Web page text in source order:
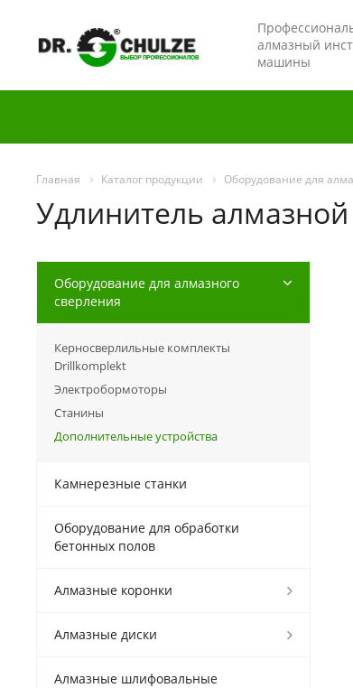
алмазный
машины
Главная Каталог продукции Оборудование для
Удлинитель
Оборудование для алмазного
сверления
Керносверлильные комплекты
Drillkomplekt
Электробормоторы
Станины
Дополнительные устройства
Камнерезные станки
Оборудование для обработки
бетонных полов
Алмазные коронки
Алмазные диски
Алмазные шлифовальные